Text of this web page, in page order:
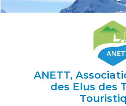
ANETT,
des Elus des